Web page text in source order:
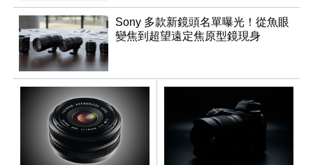
Sony 多款新鏡頭名單曝光！從魚眼
變焦到超望遠定焦原型鏡現身